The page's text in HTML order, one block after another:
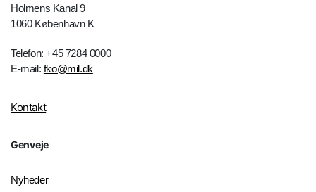
Holmens Kanal 9
1060 København K
Telefon: +45 7284 0000
E-mail: fko@mil.dk
Kontakt
Genveje
Nyheder